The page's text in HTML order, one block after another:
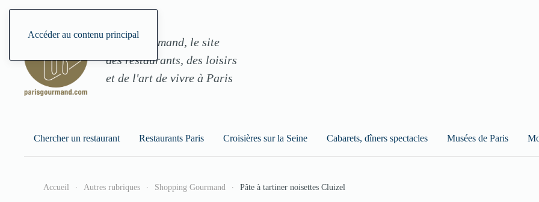
Accéder au contenu principal
ParisGourmand, le site
des restaurants, des loisirs
et de l'art de vivre à Paris
Chercher un restaurant Restaurants Paris Croisières sur la Seine Cabarets, dîners spectacles Musées de Paris
Accueil Autres rubriques Shopping Gourmand Pâte à tartiner noisettes Cluizel